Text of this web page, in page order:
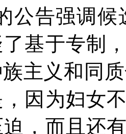
公告强调候
基于专制
主义和同
因为妇女
，而且还